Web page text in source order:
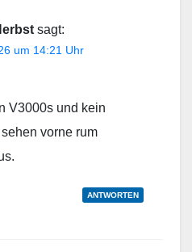
sagt:
um 14:21 Uhr
V3000s und kein
vorne rum
ANTWORTEN